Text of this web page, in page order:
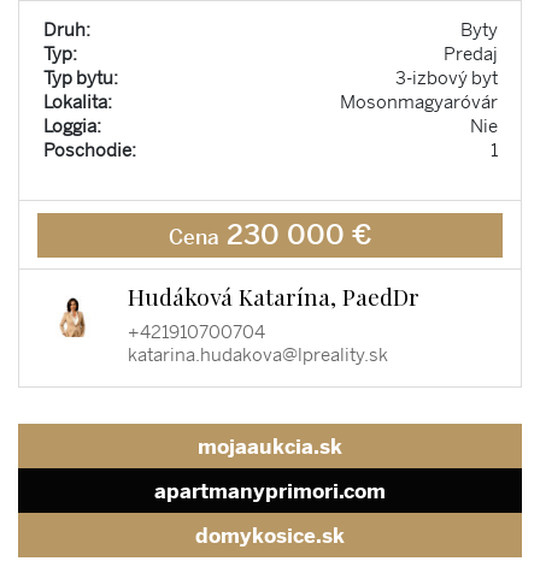
Druh:
Byty
Typ:
Predaj
Typ bytu:
3-izbový byt
Lokalita:
Mosonmagyaróvár
Loggia:
Nie
Poschodie:
1
Cena 230 000 €
Hudáková Katarína, PaedDr
+421910700704
katarina.hudakova@lpreality.sk
mojaaukcia.sk
apartmanyprimori.com
domykosice.sk